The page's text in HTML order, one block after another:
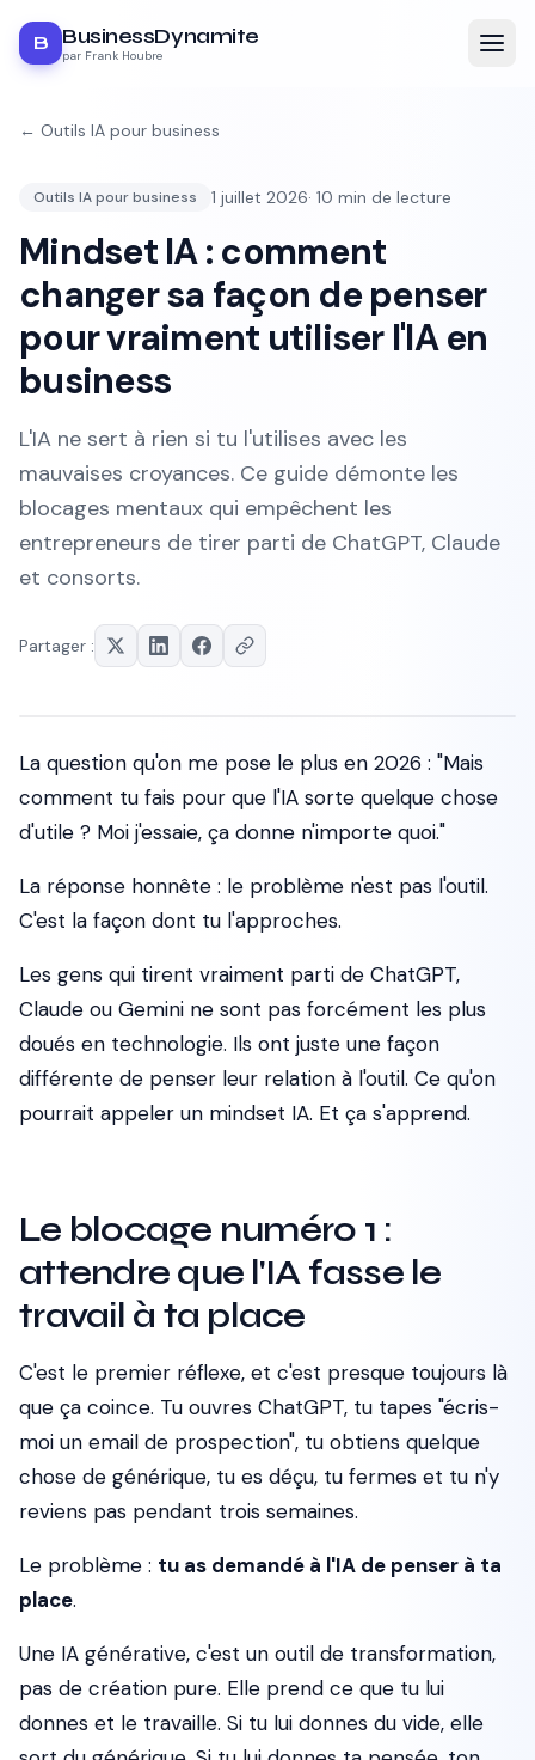
B BusinessDynamite
par Frank Houbre
← Outils IA pour business
Outils IA pour business 1 juillet 2026· 10 min de lecture
Mindset IA : comment
changer sa façon de penser
pour vraiment utiliser l'IA en
business
L'IA ne sert à rien si tu l'utilises avec les
mauvaises croyances. Ce guide démonte les
blocages mentaux qui empêchent les
entrepreneurs de tirer parti de ChatGPT, Claude
et consorts.
Partager :
La question qu'on me pose le plus en 2026 : "Mais
comment tu fais pour que l'IA sorte quelque chose
d'utile ? Moi j'essaie, ça donne n'importe quoi."
La réponse honnête : le problème n'est pas l'outil.
C'est la façon dont tu l'approches.
Les gens qui tirent vraiment parti de ChatGPT,
Claude ou Gemini ne sont pas forcément les plus
doués en technologie. Ils ont juste une façon
différente de penser leur relation à l'outil. Ce qu'on
pourrait appeler un mindset IA. Et ça s'apprend.
Le blocage numéro 1 :
attendre que l'IA fasse le
travail à ta place
C'est le premier réflexe, et c'est presque toujours là
que ça coince. Tu ouvres ChatGPT, tu tapes "écris-
moi un email de prospection", tu obtiens quelque
chose de générique, tu es déçu, tu fermes et tu n'y
reviens pas pendant trois semaines.
Le problème : tu as demandé à l'IA de penser à ta
place.
Une IA générative, c'est un outil de transformation,
pas de création pure. Elle prend ce que tu lui
donnes et le travaille. Si tu lui donnes du vide, elle